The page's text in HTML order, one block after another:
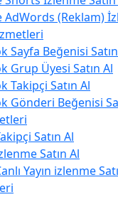
AdWords (Reklam)
Sayfa Beğenisi
Grup Üyesi Satın Al
Takipçi Satın Al
Gönderi Beğenisi
Satın Al
Satın Al
Yayın izlenme